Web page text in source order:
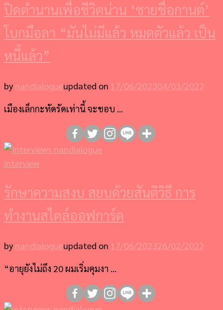
ปิดตำนานเพื่อชีวิตน่าน ‘ชายชื่อกานต์’
โบกมือลา “มันไม่มีแล้ว หมดตัวแล้ว เป็น
หนี้แล้ว”
by nandialogueupdated on 17/06/202304/03/2022
เมืองเล็กกะทัดรัดเท่านี้ จะชอบ …
interview
รักษาความสงบ สยบด้วยสันติวิธี การ
ทำงานสไตล์ออฟการ์ด
by nandialogueupdated on 17/06/202326/02/2022
“อายุยังไม่ถึง 20 ผมเริ่มคุมงา …